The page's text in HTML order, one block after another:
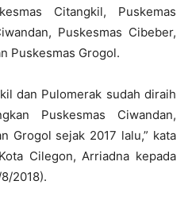
Citangkil, Puskemas
Puskesmas Cibeber,
Puskesmas Grogol.
dan Pulomerak sudah diraih
Puskesmas Ciwandan,
Grogol sejak 2017 lalu,” kata
Cilegon, Arriadna kepada
8/2018).